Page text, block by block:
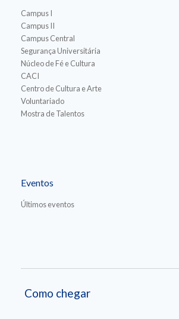
Campus I
Campus II
Campus Central
Segurança Universitária
Núcleo de Fé e Cultura
CACI
Centro de Cultura e Arte
Voluntariado
Mostra de Talentos
Eventos
Últimos eventos
Como chegar